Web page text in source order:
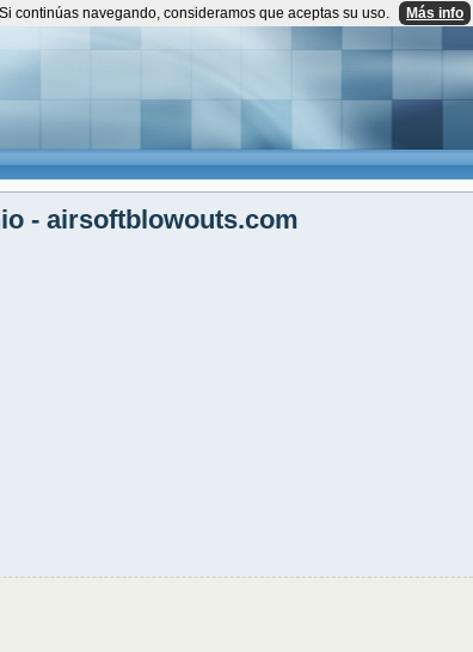
- airsoftblowouts.com
continúas navegando, consideramos que aceptas su uso. Más info